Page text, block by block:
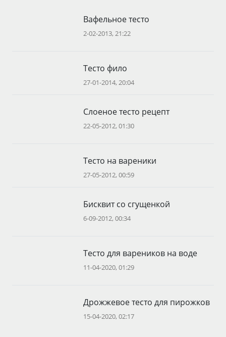
Вафельное тесто
2-02-2013, 21:22
Тесто фило
27-01-2014, 20:04
Слоеное тесто рецепт
22-05-2012, 01:30
Тесто на вареники
27-05-2012, 00:59
Бисквит со сгущенкой
6-09-2012, 00:34
Тесто для вареников на воде
11-04-2020, 01:29
Дрожжевое тесто для пирожков
15-04-2020, 02:17